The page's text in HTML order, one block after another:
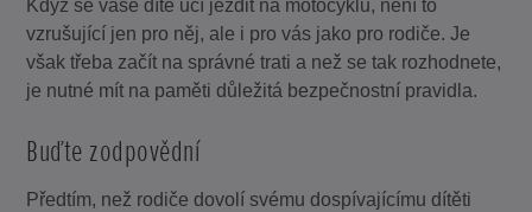
Když se vaše dítě učí jezdit na motocyklu, není to
vzrušující jen pro něj, ale i pro vás jako pro rodiče. Je
však třeba začít na správné trati a než se tak rozhodnete,
je nutné mít na paměti důležitá bezpečnostní pravidla.
Buďte zodpovědní
Předtím, než rodiče dovolí svému dospívajícímu dítěti